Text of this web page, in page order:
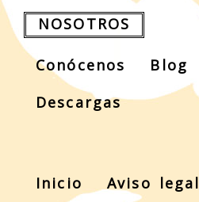
NOSOTROS
Conócenos Blog
Descargas
Inicio Aviso legal